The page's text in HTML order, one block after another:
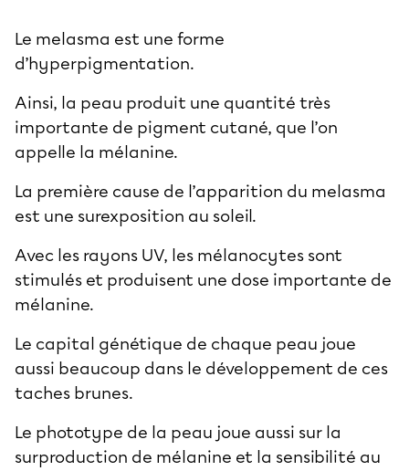
Le melasma est une forme
d’hyperpigmentation.
Ainsi, la peau produit une quantité très
importante de pigment cutané, que l’on
appelle la mélanine.
La première cause de l’apparition du melasma
est une surexposition au soleil.
Avec les rayons UV, les mélanocytes sont
stimulés et produisent une dose importante de
mélanine.
Le capital génétique de chaque peau joue
aussi beaucoup dans le développement de ces
taches brunes.
Le phototype de la peau joue aussi sur la
surproduction de mélanine et la sensibilité au